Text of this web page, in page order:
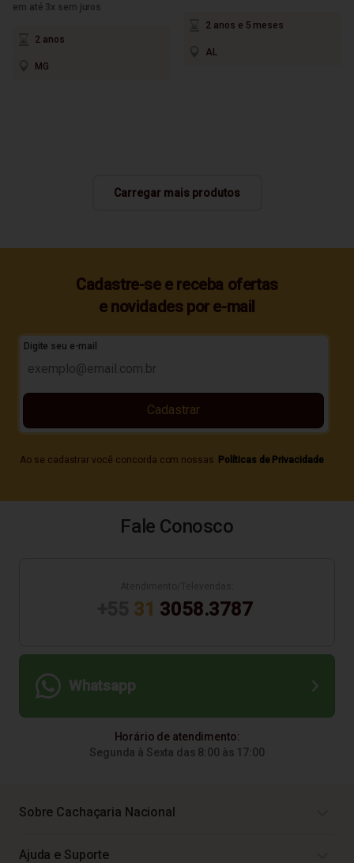
em até 3x sem juros
2 anos
MG
2 anos e 5 meses
AL
Carregar mais produtos
Cadastre-se e receba ofertas
e novidades por e-mail
Digite seu e-mail
Ao se cadastrar você concorda com nossas Políticas de Privacidade
Cadastrar
Fale Conosco
31 3058.3787
Whatsapp
Horário de atendimento:
Segunda à Sexta das 8:00 às 17:00
Sobre Cachaçaria Nacional
Ajuda e Suporte